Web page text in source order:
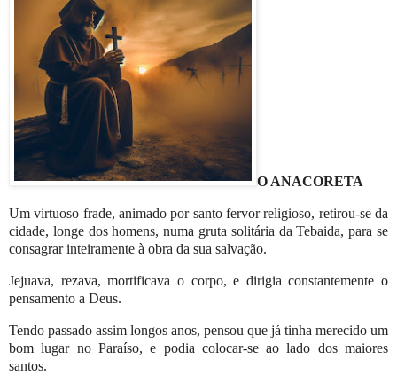
O ANACORETA
Um virtuoso frade, animado por santo fervor religioso, retirou-se da
cidade, longe dos homens, numa gruta solitária da Tebaida, para se
consagrar inteiramente à obra da sua salvação.
Jejuava, rezava, mortificava o corpo, e dirigia constantemente o
pensamento a Deus.
Tendo passado assim longos anos, pensou que já tinha merecido um
bom lugar no Paraíso, e podia colocar-se ao lado dos maiores
santos.